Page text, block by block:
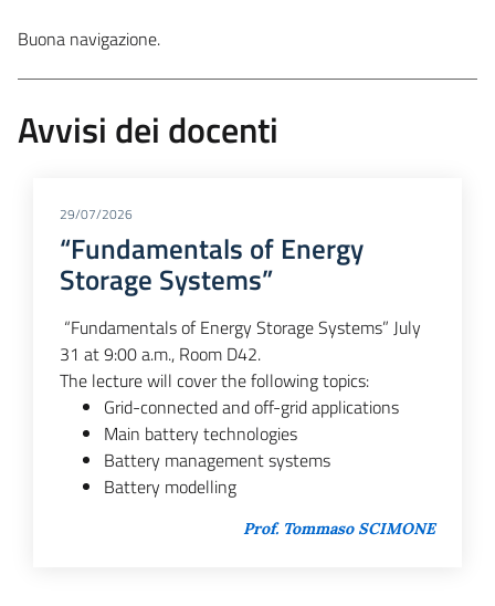
Buona navigazione.
Avvisi dei docenti
29/07/2026
“Fundamentals of Energy
Storage Systems”
“Fundamentals of Energy Storage Systems” July
31 at 9:00 a.m., Room D42.
The lecture will cover the following topics:
Grid-connected and off-grid applications
Main battery technologies
Battery management systems
Battery modelling
Prof. Tommaso SCIMONE